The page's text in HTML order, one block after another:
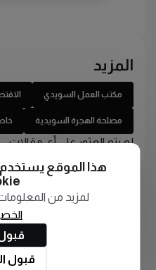
المزيد
مكتب العمل السويدي
مصلحة الهجرة السويدية
لم يتم العثور على أي مقالات
هذا الموقع
لمزيد من المعلومات
قبول